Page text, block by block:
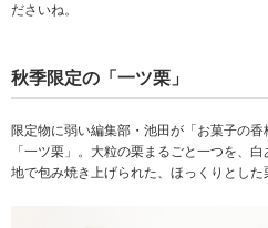
ださいね。
秋季限定の「一ツ栗」
限定物に弱い編集部・池田が「お菓子の
「一ツ栗」。大粒の栗まるごと一つを、
地で包み焼き上げられた、ほっくりとした